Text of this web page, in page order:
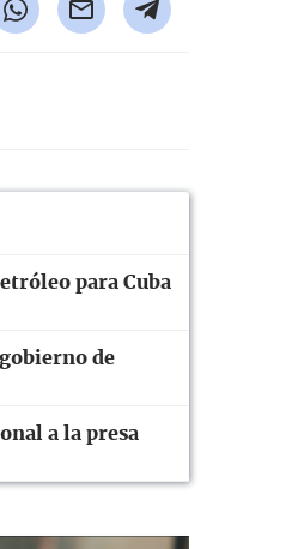
para Cuba
de
a la presa